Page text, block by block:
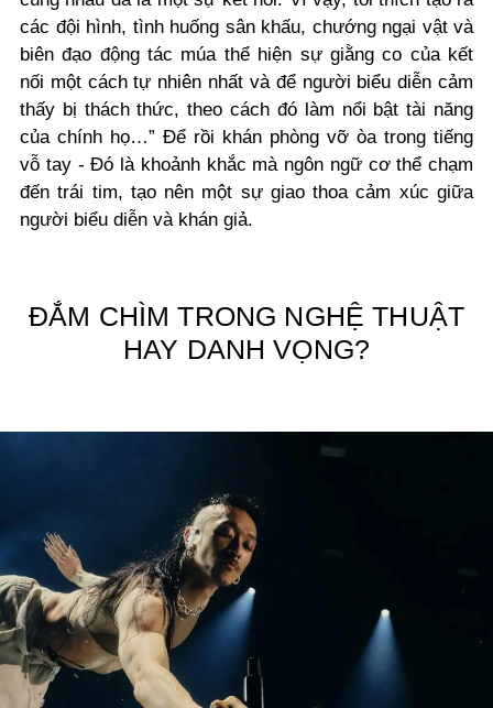
các đội hình, tình huống sân khấu, chướng ngại vật và
biên đạo động tác múa thể hiện sự giằng co của kết
nối một cách tự nhiên nhất và để người biểu diễn cảm
thấy bị thách thức, theo cách đó làm nổi bật tài năng
của chính họ…” Để rồi khán phòng vỡ òa trong tiếng
vỗ tay - Đó là khoảnh khắc mà ngôn ngữ cơ thể chạm
đến trái tim, tạo nên một sự giao thoa cảm xúc giữa
người biểu diễn và khán giả.
ĐẮM CHÌM TRONG NGHỆ THUẬT
HAY DANH VỌNG?